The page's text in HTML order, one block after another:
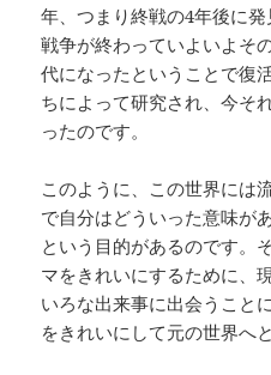
年、つまり終戦の4年後に発
戦争が終わっていよいよそ
代になったということで復
ちによって研究され、今そ
ったのです。
このように、この世界には
で自分はどういった意味が
という目的があるのです。
マをきれいにするために、
いろな出来事に出会うこと
をきれいにして元の世界へ